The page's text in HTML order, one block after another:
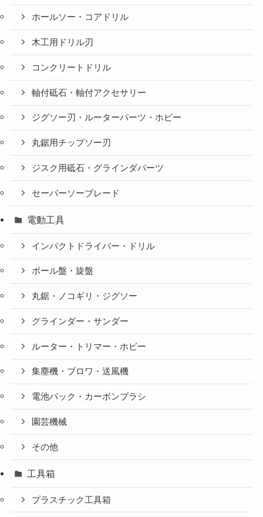
ホールソー・コアドリル
木工用ドリル刃
コンクリートドリル
軸付砥石・軸付アクセサリー
ジグソー刃・ルーターパーツ・ホビー
丸鋸用チップソー刃
ジスク用砥石・グラインダパーツ
セーバーソーブレード
電動工具
インパクトドライバー・ドリル
ボール盤・旋盤
丸鋸・ノコギリ・ジグソー
グラインダー・サンダー
ルーター・トリマー・ホビー
集塵機・ブロワ・送風機
電池パック・カーボンブラシ
園芸機械
その他
工具箱
プラスチック工具箱